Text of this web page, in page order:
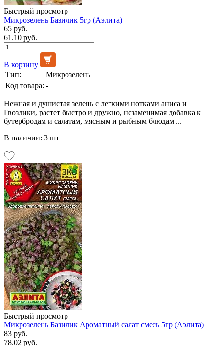
Быстрый просмотр
Микрозелень Базилик 5гр (Аэлита)
65 руб.
61.10 руб.
В корзину
Тип:
Микрозелень
Код товара: -
Нежная и душистая зелень с легкими нотками аниса и
Гвоздики, растет быстро и дружно, незаменимая добавка к
бутербродам и салатам, мясным и рыбным блюдам....
В наличии: 3 шт
Быстрый просмотр
Микрозелень Базилик Ароматный салат смесь 5гр (Аэлита)
83 руб.
78.02 руб.